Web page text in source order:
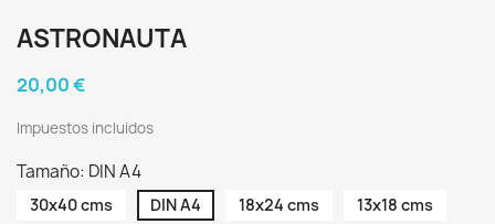
ASTRONAUTA
20,00 €
Impuestos incluidos
Tamaño: DIN A4
30x40 cms DIN A4 18x24 cms 13x18 cms